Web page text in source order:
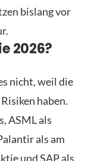
bislang vor
2026?
nicht, weil die
haben.
ASML als
als am
und SAP als